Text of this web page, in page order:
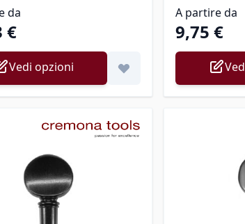
da
€
Vedi opzioni
A partire da
9,75 €